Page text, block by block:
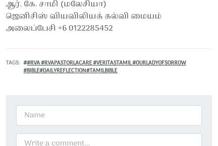
ஆர். கே. சாமி (மலேசியா)
ஜெனிசிஸ் வியவிலியக் கல்வி மையம்
அலைப்பேசி +6 0122285452
TAGS
#RVA #RVAPASTORLACARE #VERITASTAMIL #OURLADYOFSORROW
#BIBLE#DAILYREFLECTION#TAMILBIBLE